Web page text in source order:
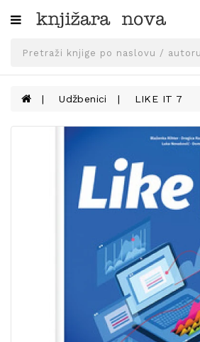
Kategorije
SVEUČILIŠNA
UDŽBENICI
KNJIGE
Udžbenici LIKE IT 7